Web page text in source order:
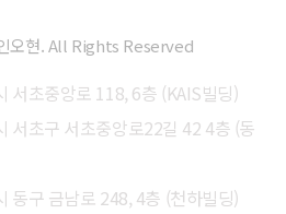
오현. All Rights Reserved
서초중앙로 118, 6층 (KAIS빌딩)
서초구 서초중앙로22길 42 4층 (동
동구 금남로 248, 4층 (천하빌딩)